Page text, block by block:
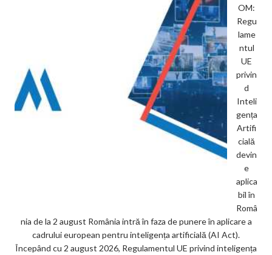
OM:
Regu
lame
ntul
UE
privin
d
Inteli
gența
Artifi
cială
devin
e
aplica
bil în
Româ
nia de la 2 august România intră în faza de punere în aplicare a
cadrului european pentru inteligența artificială (AI Act).
Începând cu 2 august 2026, Regulamentul UE privind inteligența